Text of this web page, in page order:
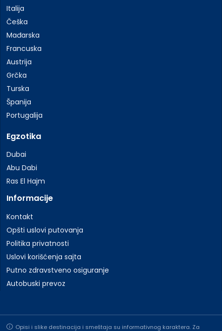
Italija
Češka
Mađarska
Francuska
Austrija
Grčka
Turska
Španija
Portugalija
Egzotika
Dubai
Abu Dabi
Ras El Hajm
Informacije
Kontakt
Opšti uslovi putovanja
Politika privatnosti
Uslovi korišćenja sajta
Putno zdravstveno osiguranje
Autobuski prevoz
Opisi i slike destinacija i smeštaja su informativnog karaktera. Za